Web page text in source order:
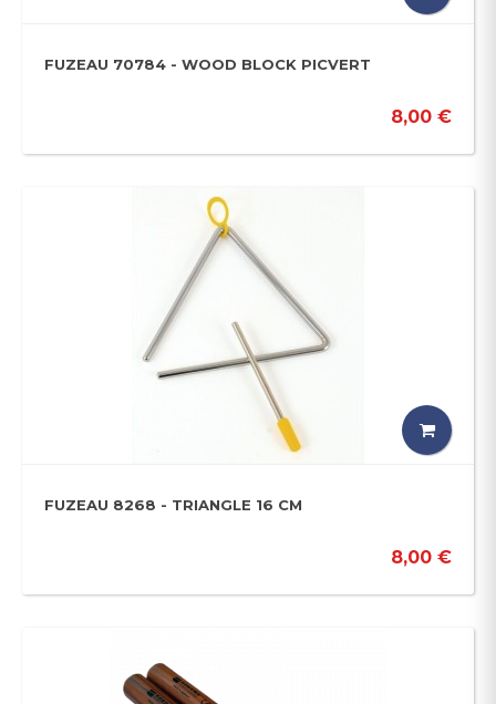
FUZEAU 70784 - WOOD BLOCK PICVERT
8,00 €
FUZEAU 8268 - TRIANGLE 16 CM
8,00 €